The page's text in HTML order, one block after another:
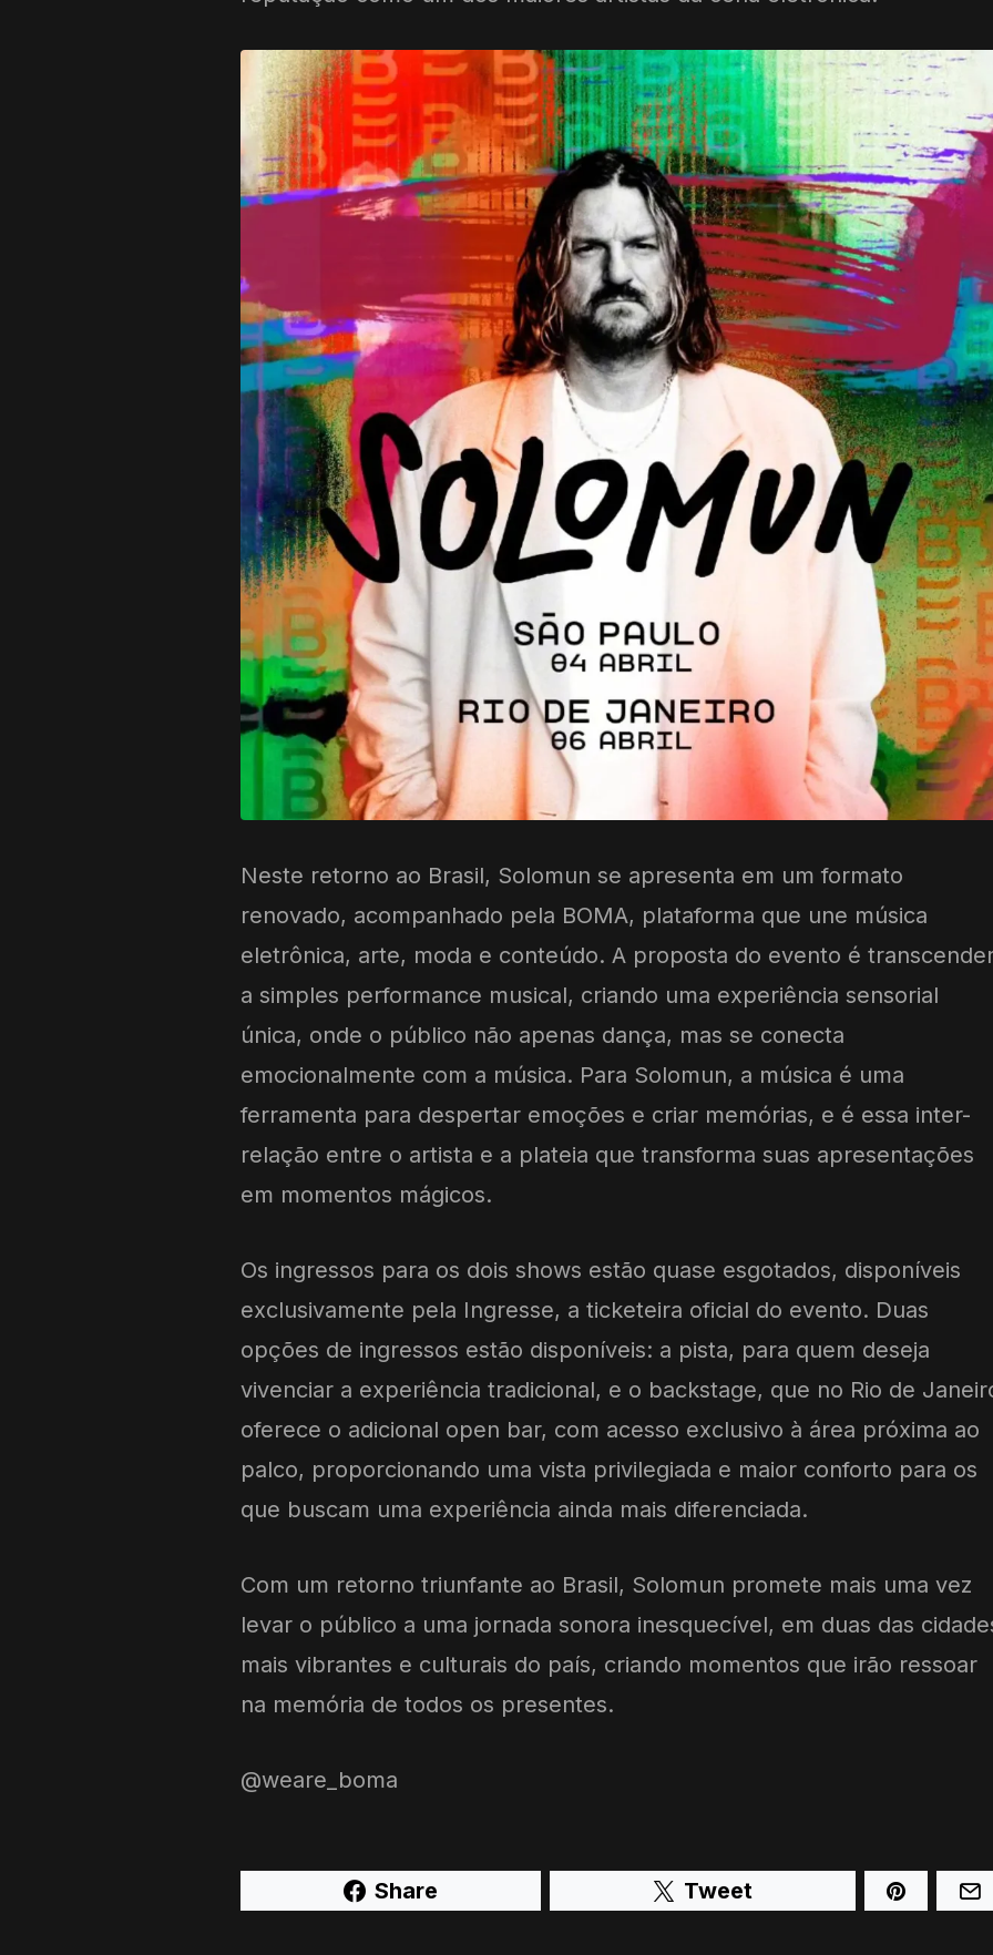
Neste retorno ao Brasil, Solomun se apresenta em um formato
renovado, acompanhado pela BOMA, plataforma que une música
eletrônica, arte, moda e conteúdo. A proposta do evento é
a simples performance musical, criando uma experiência sensorial
única, onde o público não apenas dança, mas se conecta
emocionalmente com a música. Para Solomun, a música é uma
ferramenta para despertar emoções e criar memórias, e é essa inter-
relação entre o artista e a plateia que transforma suas apresentações
em momentos mágicos.
Os ingressos para os dois shows estão quase esgotados, disponíveis
exclusivamente pela Ingresse, a ticketeira oficial do evento. Duas
opções de ingressos estão disponíveis: a pista, para quem deseja
vivenciar a experiência tradicional, e o backstage, que no Rio de
oferece o adicional open bar, com acesso exclusivo à área próxima ao
palco, proporcionando uma vista privilegiada e maior conforto para os
que buscam uma experiência ainda mais diferenciada.
Com um retorno triunfante ao Brasil, Solomun promete mais uma vez
levar o público a uma jornada sonora inesquecível, em duas das
mais vibrantes e culturais do país, criando momentos que irão ressoar
na memória de todos os presentes.
@weare_boma
Share Tweet